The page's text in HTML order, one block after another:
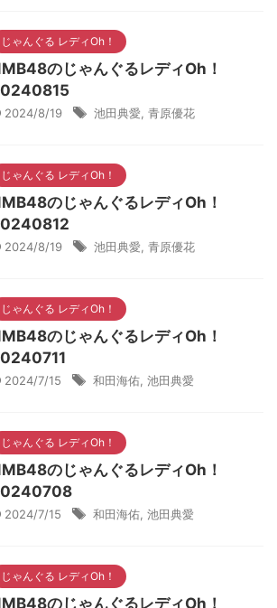
じゃんぐる レディOh！
のじゃんぐるレディOh！
2024/8/19 池田典愛 青原優花
じゃんぐる レディOh！
のじゃんぐるレディOh！
2024/8/19 池田典愛 青原優花
じゃんぐる レディOh！
のじゃんぐるレディOh！
2024/7/15 和田海佑 池田典愛
じゃんぐる レディOh！
のじゃんぐるレディOh！
2024/7/15 和田海佑 池田典愛
じゃんぐる レディOh！
のじゃんぐるレディOh！